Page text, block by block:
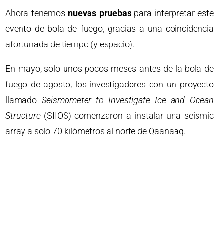
Ahora tenemos nuevas pruebaspara interpretar este
evento de bola de fuego, gracias a una coincidencia
afortunada de tiempo (y espacio).
En mayo, solo unos pocos meses antes de la bola de
fuego de agosto, los investigadores con un proyecto
llamado Seismometer to Investigate Ice and Ocean
Structure (SIIOS) comenzaron a instalar una seismic
array a solo 70 kilómetros al norte de Qaanaaq.